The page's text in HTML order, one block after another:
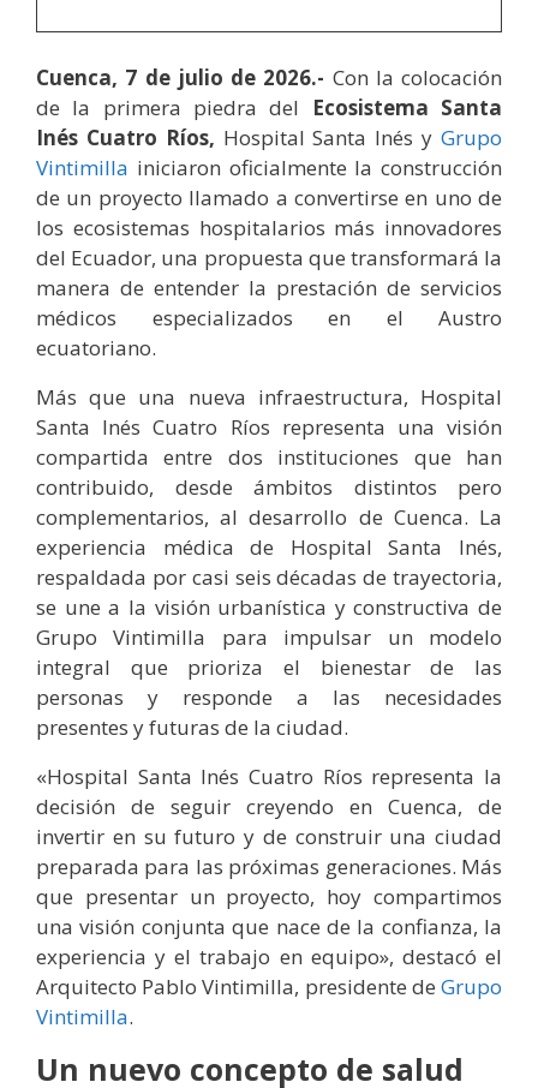
Cuenca, 7 de julio de 2026.- Con la colocación
de la primera piedra del
Ecosistema Santa
Inés Cuatro Ríos, Hospital Santa Inés yGrupo
Vintimilla iniciaron oficialmente la construcción
de un proyecto llamado a convertirse en uno de
los ecosistemas hospitalarios más innovadores
del Ecuador, una propuesta que transformará la
manera de entender la prestación de servicios
médicos especializados en el Austro
ecuatoriano.
Más que una nueva infraestructura, Hospital
Santa Inés Cuatro Ríos representa una visión
compartida entre dos instituciones que han
contribuido, desde ámbitos distintos pero
complementarios, al desarrollo de Cuenca. La
experiencia médica de Hospital Santa Inés,
respaldada por casi seis décadas de trayectoria,
se une a la visión urbanística y constructiva de
Grupo Vintimilla para impulsar un modelo
integral que prioriza el bienestar de las
personas y responde a las necesidades
presentes y futuras de la ciudad.
«Hospital Santa Inés Cuatro Ríos representa la
decisión de seguir creyendo en Cuenca, de
invertir en su futuro y de construir una ciudad
preparada para las próximas generaciones. Más
que presentar un proyecto, hoy compartimos
una visión conjunta que nace de la confianza, la
experiencia y el trabajo en equipo», destacó el
Arquitecto Pablo Vintimilla, presidente de Grupo
Vintimilla.
Un nuevo concepto de salud